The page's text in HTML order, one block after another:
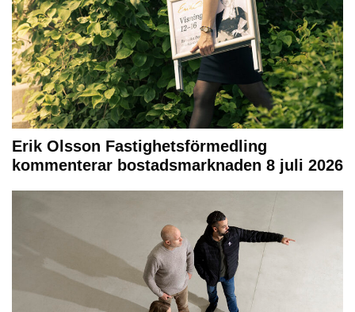
Erik Olsson Fastighetsförmedling
kommenterar bostadsmarknaden 8 juli 2026